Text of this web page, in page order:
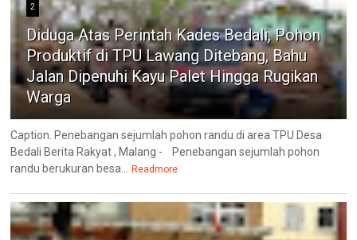
2
Diduga Atas Perintah Kades Bedali, Pohon
Produktif di TPU Lawang Ditebang, Bahu
Jalan Dipenuhi Kayu Palet Hingga Rugikan
Warga
Caption. Penebangan sejumlah pohon randu di area TPU Desa
Bedali Berita Rakyat , Malang - Penebangan sejumlah pohon
randu berukuran besa...
Readmore